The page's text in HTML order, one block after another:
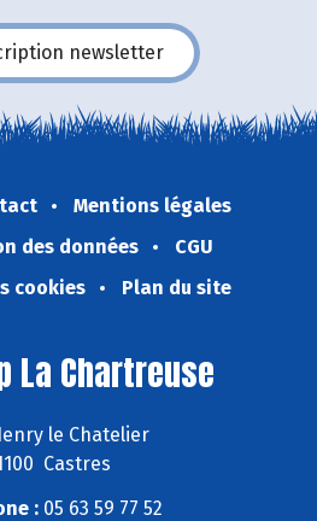
newsletter
Mentions légales
des données
CGU
cookies
Plan du site
La Chartreuse
le Chatelier
Castres
: 05 63 59 77 52